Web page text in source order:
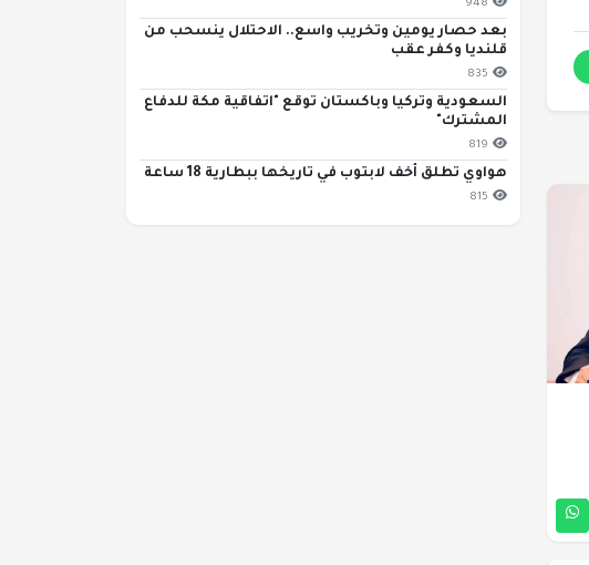
948
بعد حصار يومين وتخريب واسع.. الاحتلال ينسحب من
قلنديا وكفر عقب
835
السعودية وتركيا وباكستان توقع "اتفاقية مكة للدفاع
المشترك"
819
هواوي تطلق أخف لابتوب في تاريخها ببطارية 18 ساعة
815